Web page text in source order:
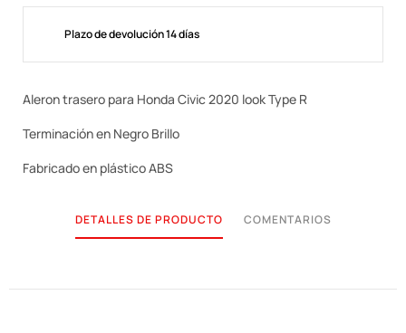
Plazo de devolución 14 días
Aleron trasero para Honda Civic 2020 look Type R
Terminación en Negro Brillo
Fabricado en plástico ABS
DETALLES DE PRODUCTO COMENTARIOS